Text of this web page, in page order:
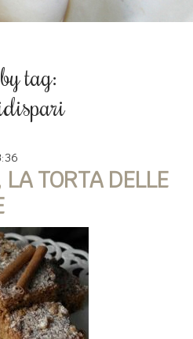
tag:
TORTA DELLE